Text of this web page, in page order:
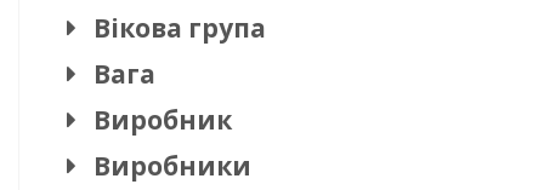
Вікова група
Вага
Виробник
Виробники